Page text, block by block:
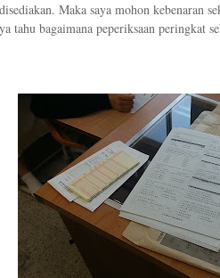
Maka saya mohon kebenaran
tahu bagaimana peperiksaan peringkat